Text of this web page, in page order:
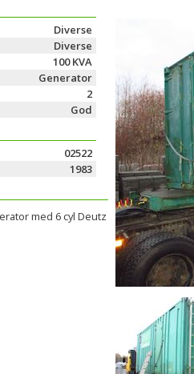
Diverse
Diverse
100 KVA
Generator
2
God
02522
1983
med 6 cyl Deutz